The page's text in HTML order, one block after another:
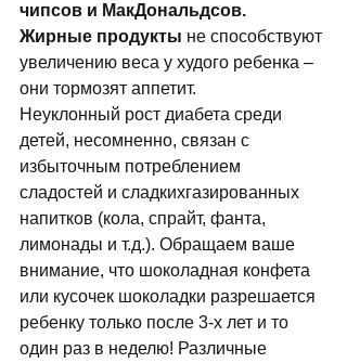
чипсов и МакДональдсов.
Жирные продукты не способствуют
увеличению веса у худого ребенка –
они тормозят аппетит.
Неуклонный рост диабета среди
детей, несомненно, связан с
избыточным потреблением
сладостей и сладкихгазированных
напитков (кола, спрайт, фанта,
лимонады и т.д.). Обращаем ваше
внимание, что шоколадная конфета
или кусочек шоколадки разрешается
ребенку только после 3-х лет и то
один раз в неделю! Различные